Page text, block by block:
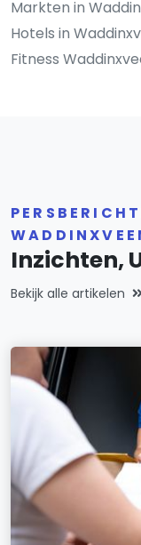
Markten in
Hotels in
Fitness
Inzichten,
Bekijk alle artikelen